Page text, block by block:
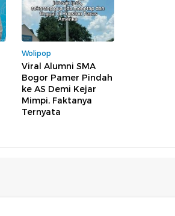
Wolipop
Viral Alumni SMA
Bogor Pamer Pindah
ke AS Demi Kejar
Mimpi, Faktanya
Ternyata